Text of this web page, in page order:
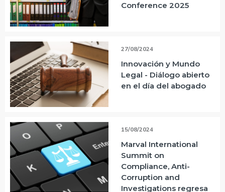
Conference 2025
27/08/2024
Innovación y Mundo
Legal - Diálogo abierto
en el día del abogado
15/08/2024
Marval International
Summit on
Compliance, Anti-
Corruption and
Investigations regresa